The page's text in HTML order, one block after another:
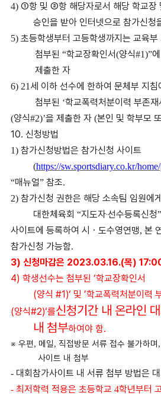
4) ①항 및 ②항 해당자로서 해당 학교장
승인을 받아 인터넷으로 참가신청
5) 초등학생부터 고등학생까지는 교육부
첨부된“학교장확인서(양식#1)”
제출한 자
6) 21 세 이하 선수에 한하여 문체부 지침
첨부된 ‘학교폭력처분이력 부존재
(양식#2)’을 제출한 자 (본인 및 학부모
10. 신청방법
1) 참가신청방법은 참가신청 사이트
(https://sw.sportsdiary.co.kr/
“매뉴얼” 참조.
2) 참가신청 권한은 해당 소속팀 임원에
대한체육회 “지도자‧선수등록신청”
사이트에 등록하여 시 ㆍ 도수영연맹, 본
참가신청 가능함.
3) 신청마감은 2023.03.16.(목)
4) 학생선수는 첨부된 ‘학교장확인서
(양식 #1)‘ 및 ’학교폭력처분이력
(양식#2)‘를신청기간 내 온라인
내 첨부하여야 함.
※ 우편, 메일, 직접방문 서류 접수 불가하며,
사이트 내 첨부
- 대회참가사이트 내 서류 첨부 방법은
- 최저학력 적용은 초등학교 4학년부터